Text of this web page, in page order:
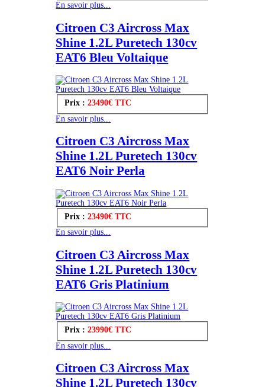
En savoir plus...
Citroen C3 Aircross Max
Shine 1.2L Puretech 130cv
EAT6 Bleu Voltaique
Prix : 23490€ TTC
En savoir plus...
Citroen C3 Aircross Max
Shine 1.2L Puretech 130cv
EAT6 Noir Perla
Prix : 23490€ TTC
En savoir plus...
Citroen C3 Aircross Max
Shine 1.2L Puretech 130cv
EAT6 Gris Platinium
Prix : 23990€ TTC
En savoir plus...
Citroen C3 Aircross Max
Shine 1.2L Puretech 130cv